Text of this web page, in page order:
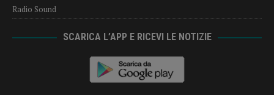
Radio Sound
SCARICA L’APP E RICEVI LE NOTIZIE